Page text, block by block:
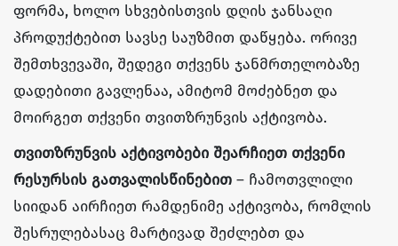
ფორმა, ხოლო სხვებისთვის დღის ჯანსაღი
პროდუქტებით სავსე საუზმით დაწყება. ორივე
შემთხვევაში, შედეგი თქვენს ჯანმრთელობაზე
დადებითი გავლენაა, ამიტომ მოძებნეთ და
მოირგეთ თქვენი თვითზრუნვის აქტივობა.
თვითზრუნვის აქტივობები შეარჩიეთ თქვენი
რესურსის გათვალისწინებით – ჩამოთვლილი
სიიდან აირჩიეთ რამდენიმე აქტივობა, რომლის
შესრულებასაც მარტივად შეძლებთ და